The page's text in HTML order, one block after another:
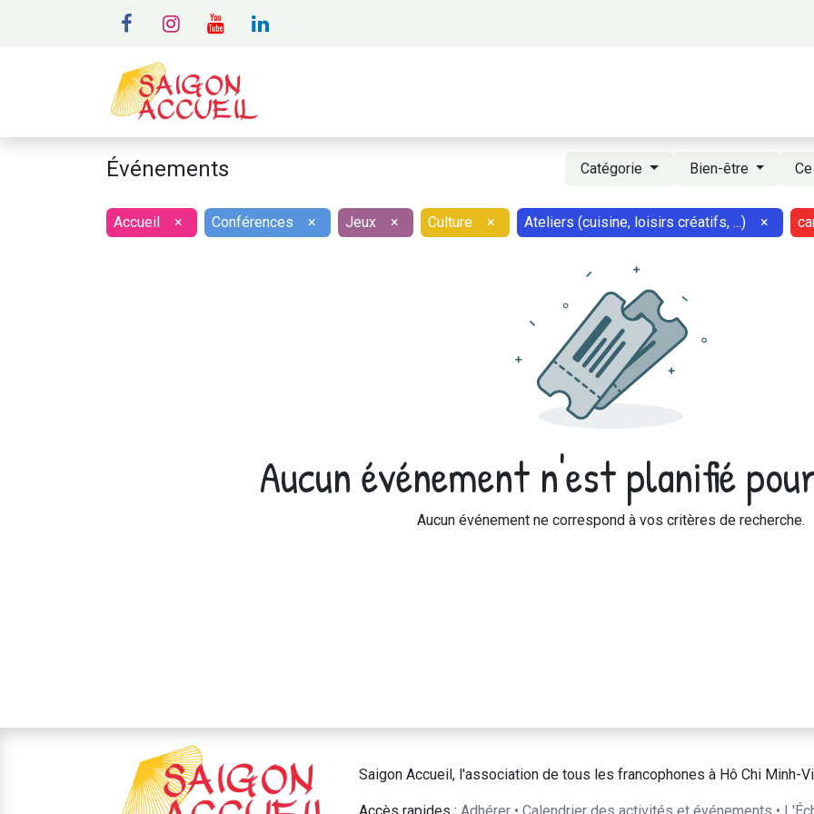
Événements Catégorie Bien-être
Accueil × Conférences × Jeux × Culture × Ateliers (cuisine, loisirs créatifs, ...) ×
Aucun événement n'est planifié
Aucun événement ne correspond à vos critères de recherche.
Saigon Accueil, l'association de tous les francophones à Hô Chi Minh-